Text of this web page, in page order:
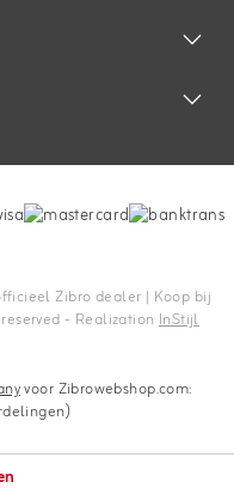
Zibro dealer | Koop bij
- Realization InStijl
voor Zibrowebshop.com: